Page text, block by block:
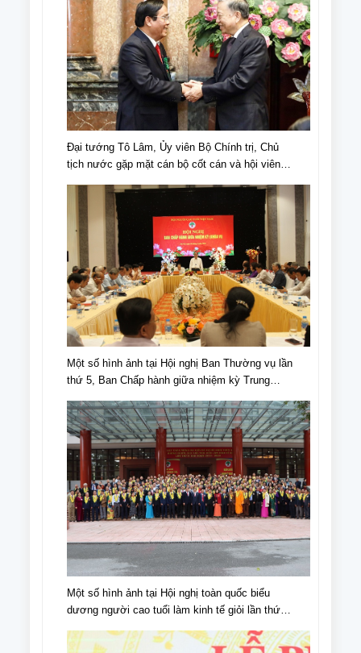
Đại tướng Tô Lâm, Ủy viên Bộ Chính trị, Chủ
tịch nước gặp mặt cán bộ cốt cán và hội viên
Ngày NCT Việt Nam (6/6/1941-6/6/2024).
Một số hình ảnh tại Hội nghị Ban Thường vụ lần
thứ 5, Ban Chấp hành giữa nhiệm kỳ Trung
Một số hình ảnh tại Hội nghị toàn quốc biểu
dương người cao tuổi làm kinh tế giỏi lần thứ